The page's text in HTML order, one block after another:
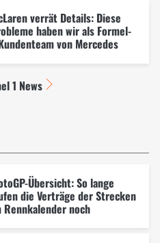
verrät Details: Diese
haben wir als Formel-
von Mercedes
1 News
Übersicht: So lange
die Verträge der Strecken
Rennkalender noch